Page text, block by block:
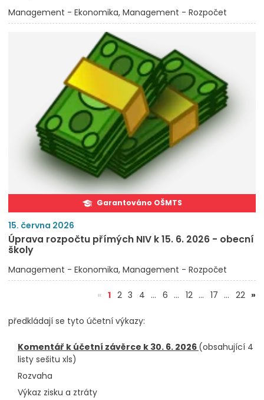
Management - Ekonomika Management - Rozpočet
Garantováno OŠMTS
15. června 2026
Úprava rozpočtu přímých NIV k 15. 6. 2026 - obecní
školy
Management - Ekonomika Management - Rozpočet
« 1(aktuální)
2 3 4 … 6 … 12 … 17 … 22 »
předkládají se tyto účetní výkazy:
Komentář k účetní závěrce k 30. 6. 2026 (obsahující 4
listy sešitu xls)
Rozvaha
Výkaz zisku a ztráty